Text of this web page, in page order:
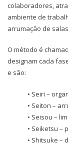
colaboradores,
ambiente de
arrumação de
O método é
designam cada
e são:
• Seiri –
• Seiton –
• Seisou –
• Seiketsu –
• Shitsuke –